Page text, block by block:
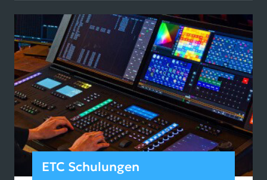
ETC Schulungen